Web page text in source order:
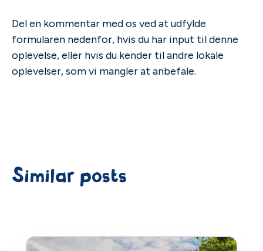
Del en kommentar med os ved at udfylde
formularen nedenfor, hvis du har input til denne
oplevelse, eller hvis du kender til andre lokale
oplevelser, som vi mangler at anbefale.
Similar posts